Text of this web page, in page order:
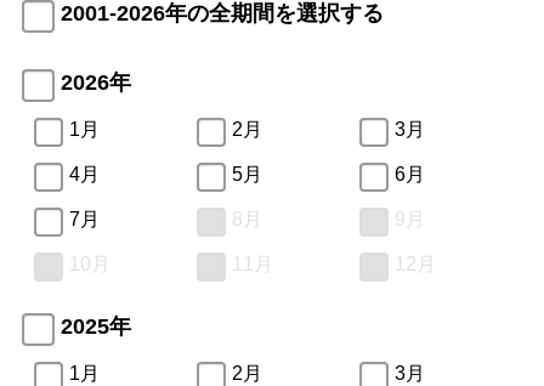
2001-2026年の全期間を選択する
2026年
1月 2月 3月
4月 5月 6月
7月 8月 9月
10月 11月 12月
2025年
1月 2月 3月